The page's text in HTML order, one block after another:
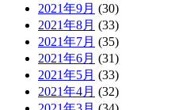
2021年9月 (30)
2021年8月 (33)
2021年7月 (35)
2021年6月 (31)
2021年5月 (33)
2021年4月 (32)